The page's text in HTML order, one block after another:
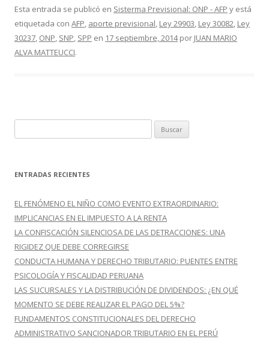
e
b
o
itt
er
m
p
Esta entrada se publicó en Sisterma Previsional: ONP - AFP y está
etiquetada con AFP, aporte previsional, Ley 29903, Ley 30082, Ley
30237, ONP, SNP, SPP en 17 septiembre, 2014por JUAN MARIO
ALVA MATTEUCCI.
u
c
r
:
ENTRADAS RECIENTES
EL FENÓMENO EL NIÑO COMO EVENTO EXTRAORDINARIO:
IMPLICANCIAS EN EL IMPUESTO A LA RENTA
LA CONFISCACIÓN SILENCIOSA DE LAS DETRACCIONES: UNA
RIGIDEZ QUE DEBE CORREGIRSE
CONDUCTA HUMANA Y DERECHO TRIBUTARIO: PUENTES ENTRE
PSICOLOGÍA Y FISCALIDAD PERUANA
LAS SUCURSALES Y LA DISTRIBUCIÓN DE DIVIDENDOS: ¿EN QUÉ
MOMENTO SE DEBE REALIZAR EL PAGO DEL 5%?
FUNDAMENTOS CONSTITUCIONALES DEL DERECHO
ADMINISTRATIVO SANCIONADOR TRIBUTARIO EN EL PERÚ